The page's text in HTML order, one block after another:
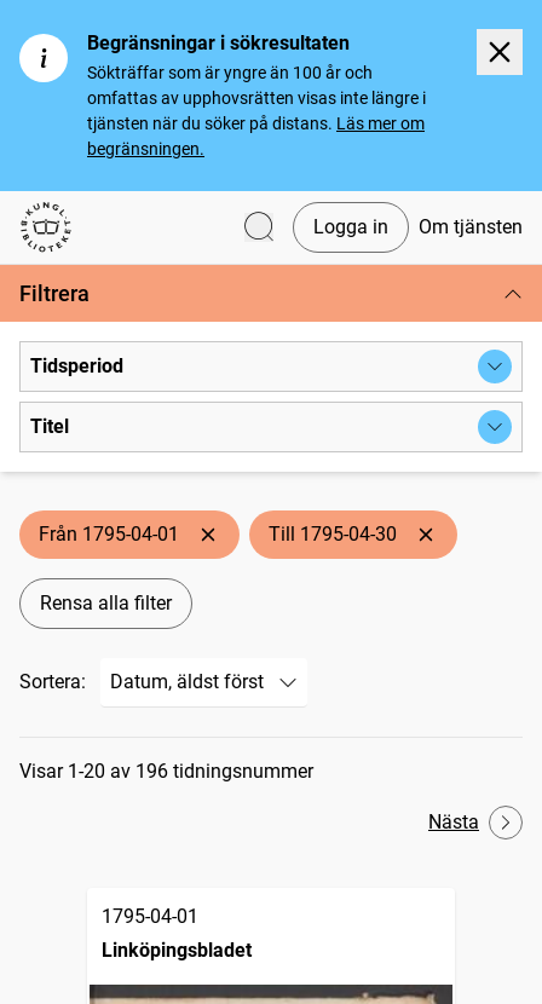
Begränsningar i sökresultaten
Sökträffar som är yngre än 100 år och
omfattas av upphovsrätten visas inte längre i
tjänsten när du söker på distans. Läs mer om
begränsningen.
Svenska tidningar
Logga in Om tjänsten
Filtrera
Tidsperiod
Titel
Från 1795-04-01 Till 1795-04-30
Rensa alla filter
Sortera:
Sökresultat
Visar 1-20 av 196 tidningsnummer
Nästa
1795-04-01
Linköpingsbladet